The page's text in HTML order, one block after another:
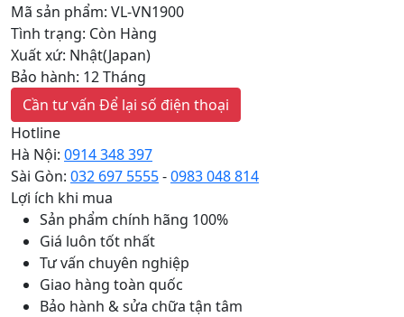
Mã sản phẩm: VL-VN1900
Tình trạng: Còn Hàng
Xuất xứ: Nhật(Japan)
Bảo hành: 12 Tháng
Cần tư vấn Để lại số điện thoại
Hotline
Hà Nội: 0914 348 397
Sài Gòn: 032 697 5555-0983 048 814
Lợi ích khi mua
Sản phẩm chính hãng 100%
Giá luôn tốt nhất
Tư vấn chuyên nghiệp
Giao hàng toàn quốc
Bảo hành & sửa chữa tận tâm